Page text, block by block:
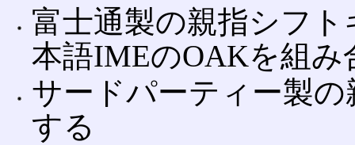
富士通製の親指シフ
本語IMEのOAKを組み
サードパーティー製
する